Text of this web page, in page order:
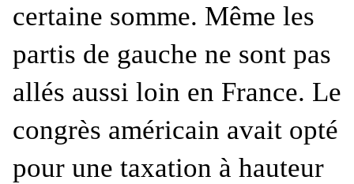
certaine somme. Même les
partis de gauche ne sont pas
allés aussi loin en France. Le
congrès américain avait opté
pour une taxation à hauteur